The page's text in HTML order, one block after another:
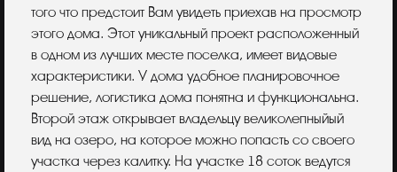
того что предстоит Вам увидеть приехав на просмотр
этого дома. Этот уникальный проект расположенный
в одном из лучших месте поселка, имеет видовые
характеристики. У дома удобное планировочное
решение, логистика дома понятна и функциональна.
Второй этаж открывает владельцу великолепныйый
вид на озеро, на которое можно попасть со своего
участка через калитку. На участке 18 соток ведутся